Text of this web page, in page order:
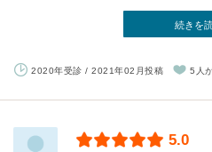
続きを
2020年受診 / 2021年02月投稿 5人
5.0